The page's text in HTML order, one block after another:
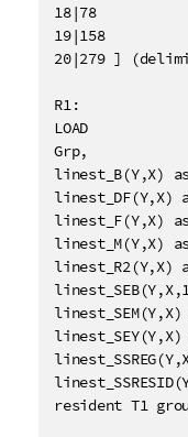
18|78
19|158
20|279 ]
R1:
LOAD
Grp,
linest_B(Y,X)
linest_DF(Y,X)
linest_F(Y,X)
linest_M(Y,X)
linest_R2(Y,X)
linest_SEM(Y,X)
linest_SEY(Y,X)
resident T1